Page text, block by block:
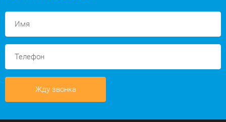
Жду звонка